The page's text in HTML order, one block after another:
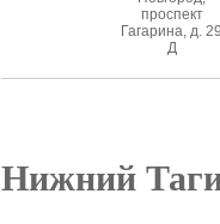
проспект
Гагарина, д.
Д
Нижний